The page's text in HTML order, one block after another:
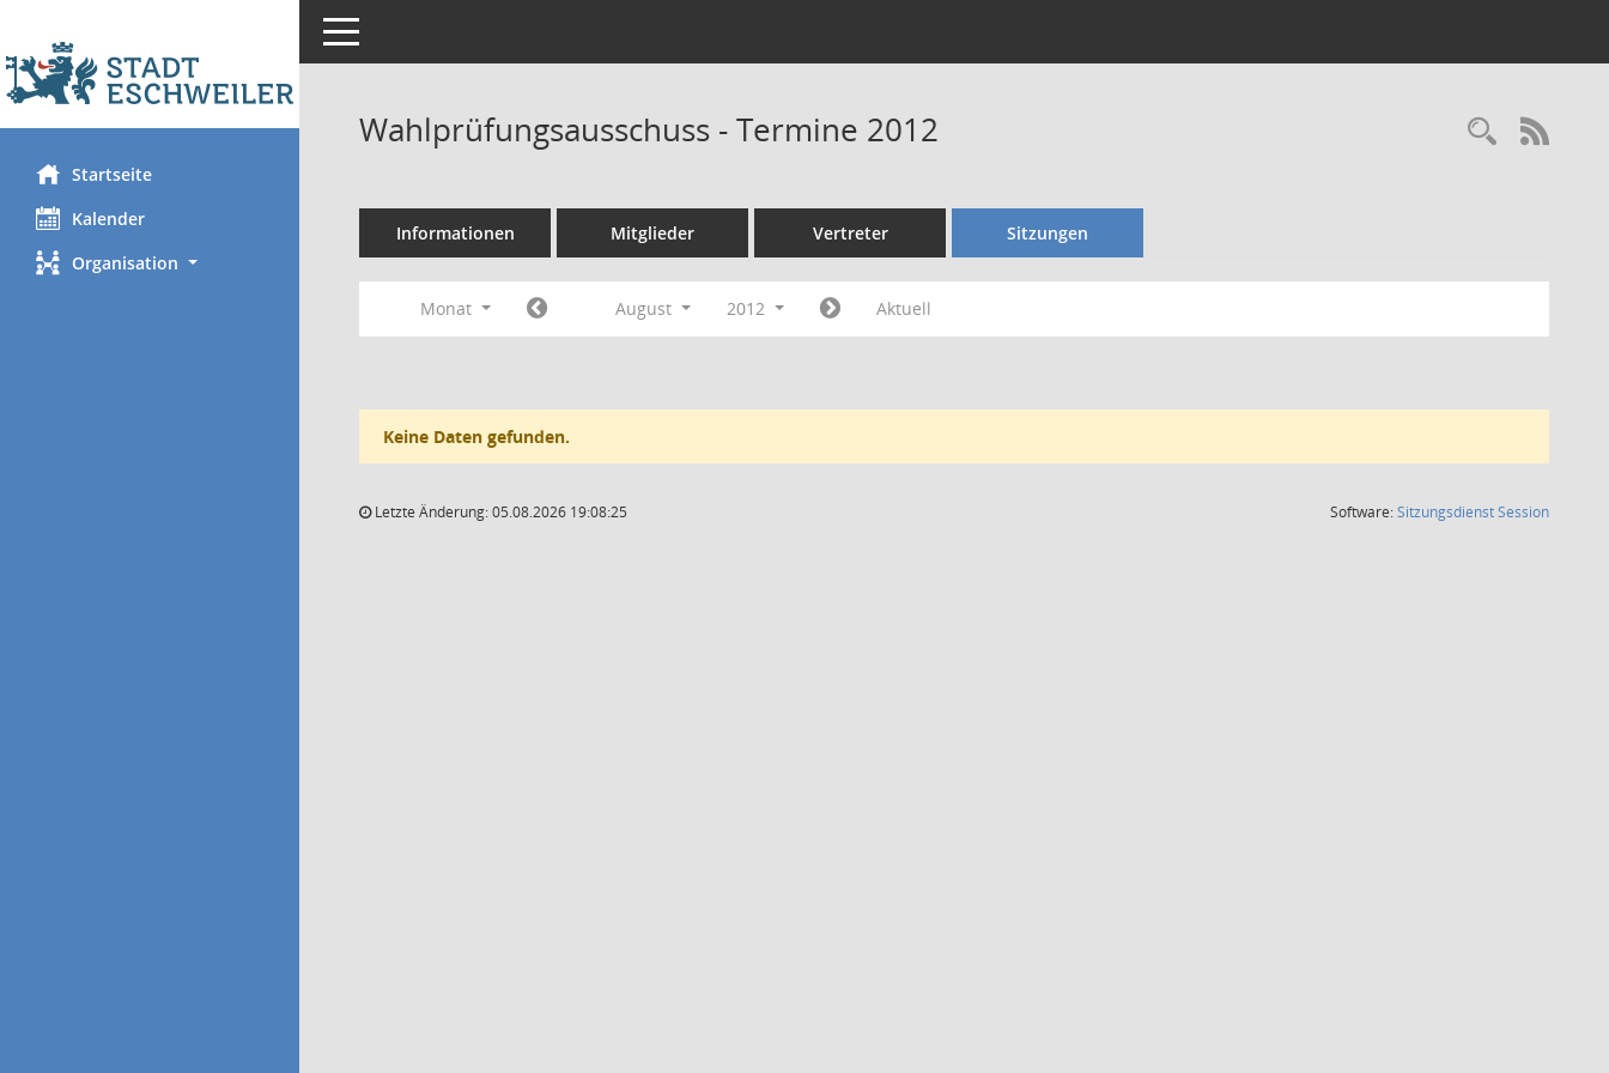
Startseite
Kalender
Organisation
Toggle navigation
Wahlprüfungsausschuss - Termine 2012
Informationen Mitglieder Vertreter Sitzungen
Monat August 2012 Aktuell
Keine Daten gefunden.
Letzte Änderung: 05.08.2026 19:08:25 Software:SitzungsdienstSession(Wird in